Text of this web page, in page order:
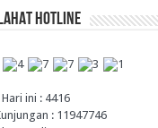
HOTLINE
Hari ini : 4416
: 11947746